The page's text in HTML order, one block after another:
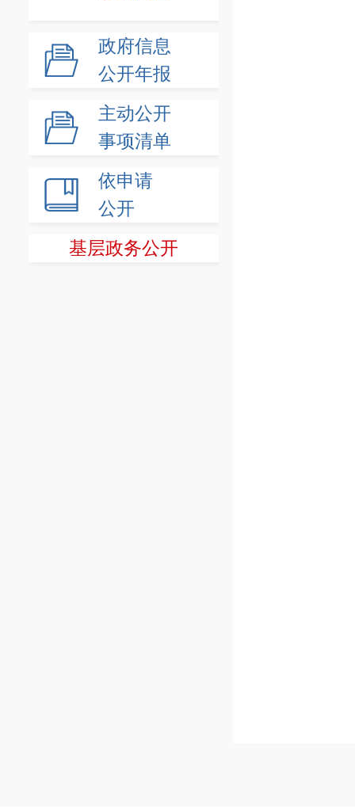
政府信息
公开年报
主动公开
事项清单
依申请
公开
基层政务公开